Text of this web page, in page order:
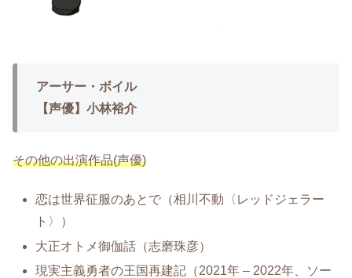
アーサー・ボイル
【声優】小林裕介
その他の出演作品(声優)
恋は世界征服のあとで（相川不動〈レッドジェラー
ト〉）
大正オトメ御伽話（志磨珠彦）
現実主義勇者の王国再建記（2021年 – 2022年、ソー